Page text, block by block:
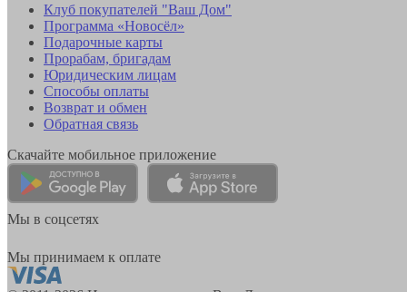
Клуб покупателей "Ваш Дом"
Программа «Новосёл»
Подарочные карты
Прорабам, бригадам
Юридическим лицам
Способы оплаты
Возврат и обмен
Обратная связь
Скачайте мобильное приложение
Мы в соцсетях
Мы принимаем к оплате